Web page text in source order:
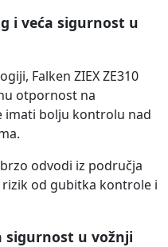
i veća sigurnost u
Falken ZIEX ZE310
otpornost na
imati bolju kontrolu nad
odvodi iz područja
od gubitka kontrole i
sigurnost u vožnji